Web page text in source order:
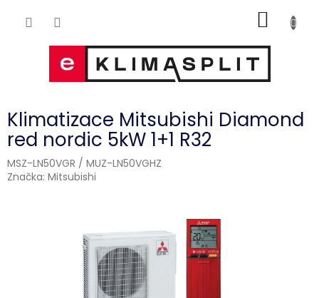
KOŠÍK
Klimatizace Mitsubishi Diamond
red nordic 5kW 1+1 R32
MSZ-LN50VGR / MUZ-LN50VGHZ
Značka: Mitsubishi